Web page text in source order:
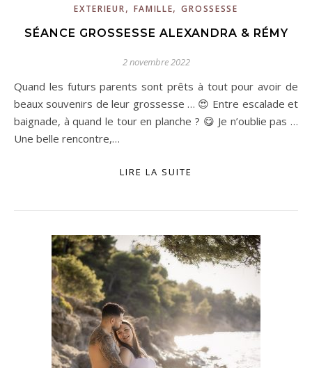
EXTERIEUR, FAMILLE,GROSSESSE
SÉANCE GROSSESSE ALEXANDRA & RÉMY
2 novembre 2022
Quand les futurs parents sont prêts à tout pour avoir de
beaux souvenirs de leur grossesse … 😍 Entre escalade et
baignade, à quand le tour en planche ? 😋 Je n’oublie pas …
Une belle rencontre,…
LIRE LA SUITE